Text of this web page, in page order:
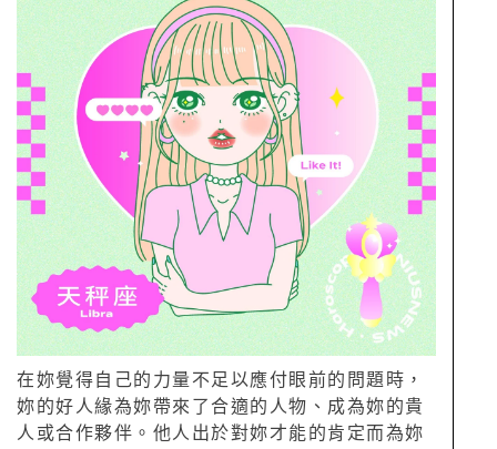
在妳覺得自己的力量不足以應付眼前的問題時，
妳的好人緣為妳帶來了合適的人物、成為妳的貴
人或合作夥伴。他人出於對妳才能的肯定而為妳